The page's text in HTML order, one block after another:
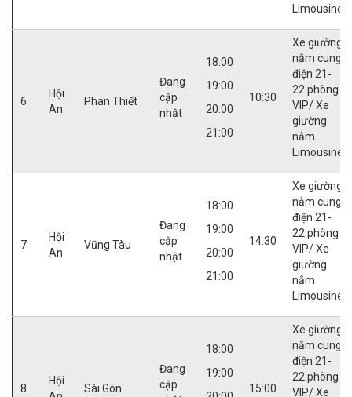
Limousine
6
Hội
An
Phan Thiết
Đang
cập
nhật
18:00
19:00
20:00
21:00
10:30
Xe giường
nằm cung
điện 21-
22 phòng
VIP/ Xe
giường
nằm
Limousine
7
Hội
An
Vũng Tàu
Đang
cập
nhật
18:00
19:00
20:00
21:00
14:30
Xe giường
nằm cung
điện 21-
22 phòng
VIP/ Xe
giường
nằm
Limousine
8
Hội
Sài Gòn
Đang
cập
18:00
19:00
15:00
Xe giường
nằm cung
điện 21-
22 phòng
VIP/ Xe